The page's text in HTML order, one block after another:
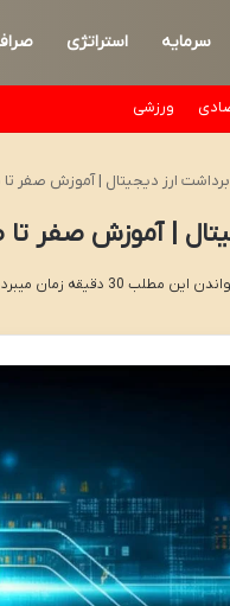
سرمایه استراتژی
ورزشی
برداشت ارز دیجیتال | آموزش صفر
| آموزش صفر
این مطلب 30 دقیقه زمان میبرد